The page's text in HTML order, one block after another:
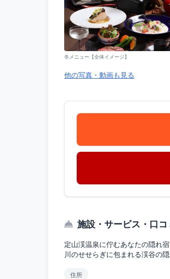
冬メニュー【全体イメージ】
他の写真・動画も見る
施設・サービス・口コ
定山渓温泉に佇むあなたの隠れ
川のせせらぎに包まれる渓谷の
住所